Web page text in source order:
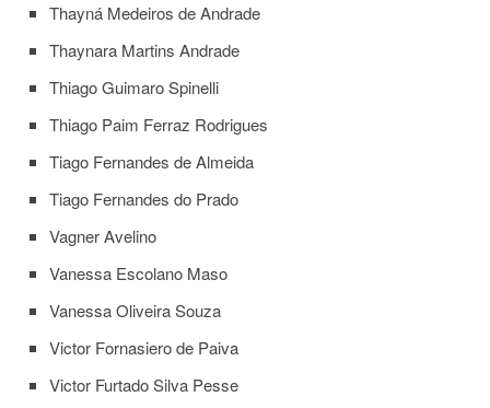
Thayná Medeiros de Andrade
Thaynara Martins Andrade
Thiago Guimaro Spinelli
Thiago Paim Ferraz Rodrigues
Tiago Fernandes de Almeida
Tiago Fernandes do Prado
Vagner Avelino
Vanessa Escolano Maso
Vanessa Oliveira Souza
Victor Fornasiero de Paiva
Victor Furtado Silva Pesse